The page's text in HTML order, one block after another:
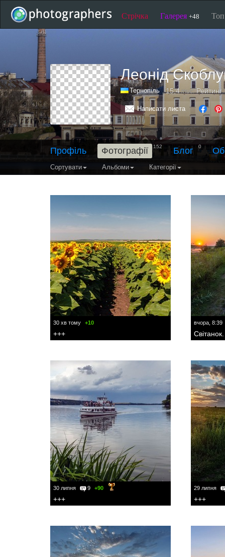
Стрічка Галерея +48
Леонід
Тернопіль 15,4тис.Рейтинг
Написати листа
Профіль Фотографії 152 Блог 0
Сортувати Альбоми Категорії
30 хв тому +10
+++
вчора, 8:39
Світанок.
30 липня 9 +90
+++
29 липня
+++